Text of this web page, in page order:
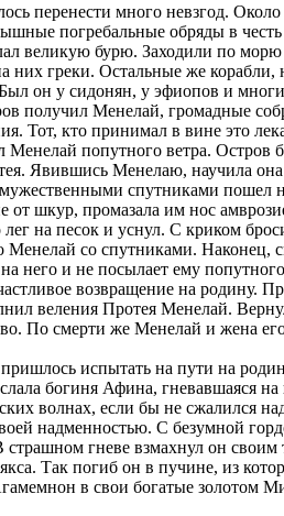
перенести много невзгод.
погребальные обряды в
великую бурю. Заходили по
них греки. Остальные же
он у сидонян, у эфиопов и
получил Менелай, громадные
Тот, кто принимал в вине это
Менелай попутного ветра.
Явившись Менелаю, научила она
спутниками пошел
от шкур, промазала им нос
на песок и уснул. С криком
Менелай со спутниками. Наконец,
него и не посылает ему
возвращение на родину.
веления Протея Менелай.
По смерти же Менелай и жена
испытать на пути на
богиня Афина, гневавшаяся
волнах, если бы не сжалился
надменностью. С безумной
гневе взмахнул он своим
Так погиб он в пучине, из
в свои богатые золотом